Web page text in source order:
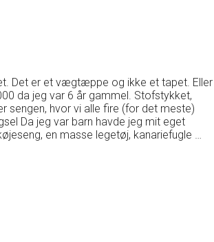
Det er et vægtæppe og ikke et tapet. Eller
da jeg var 6 år gammel. Stofstykket,
hvor vi alle fire (for det meste)
Da jeg var barn havde jeg mit eget
en masse legetøj, kanariefugle …